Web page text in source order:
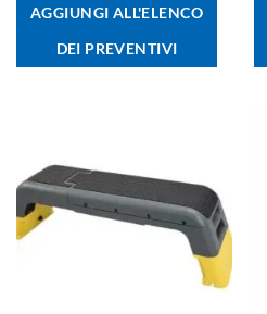
AGGIUNGI ALL'ELENCO
DEI PREVENTIVI